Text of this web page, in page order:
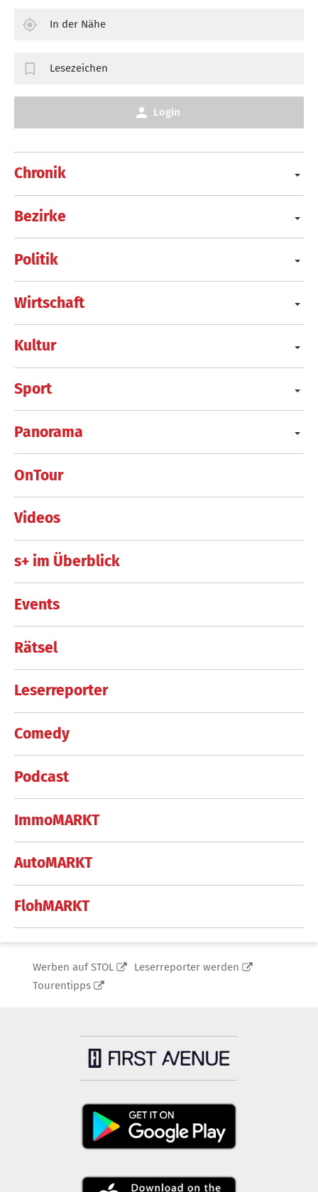
Chronik
Bezirke
Politik
Wirtschaft
Kultur
Sport
Panorama
OnTour
Videos
s+ im Überblick
Events
Rätsel
Leserreporter
Comedy
Podcast
ImmoMARKT
AutoMARKT
FlohMARKT
In der Nähe
Lesezeichen
Login
Werben auf STOL
Leserreporter werden
Tourentipps